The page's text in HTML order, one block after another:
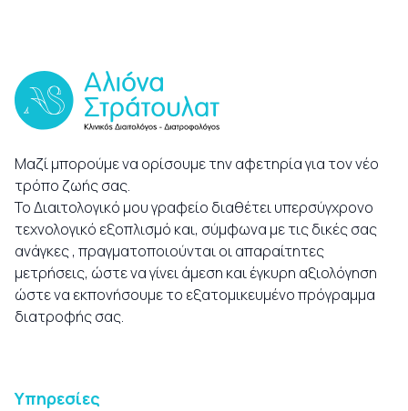
Μαζί μπορούμε να ορίσουμε την αφετηρία για τον νέο
τρόπο ζωής σας.
Το Διαιτολογικό μου γραφείο διαθέτει υπερσύγχρονο
τεχνολογικό εξοπλισμό και, σύμφωνα με τις δικές σας
ανάγκες , πραγματοποιούνται οι απαραίτητες
μετρήσεις, ώστε να γίνει άμεση και έγκυρη αξιολόγηση
ώστε να εκπονήσουμε το εξατομικευμένο πρόγραμμα
διατροφής σας.
Υπηρεσίες